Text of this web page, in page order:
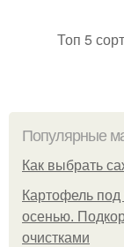
Топ 5
Популярные
Как выбрать
Картофель
осенью.
очистками